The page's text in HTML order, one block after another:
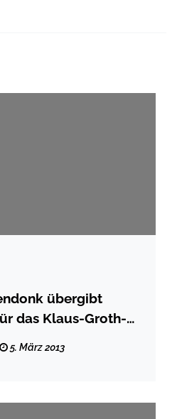
übergibt
das Klaus-Groth-
5. März 2013